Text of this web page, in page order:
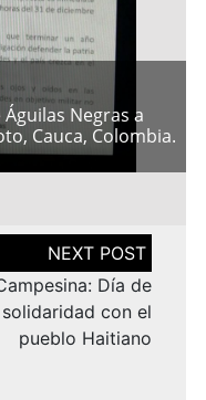
Negras a
Cauca, Colombia.
Día de
solidaridad con el
pueblo Haitiano